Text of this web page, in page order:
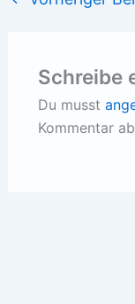
Schreibe
Du musst
Kommentar